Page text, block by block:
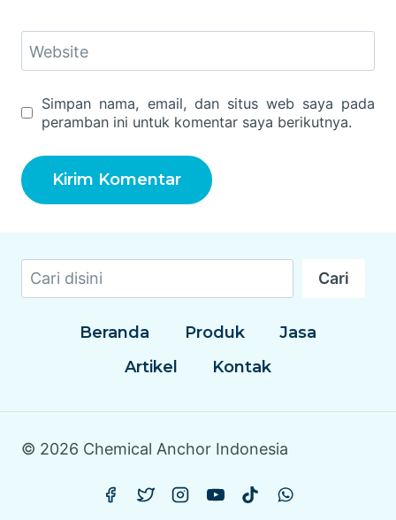
Website
Simpan nama, email, dan situs web saya pada
peramban ini untuk komentar saya berikutnya.
Cari
Beranda Produk
Jasa
Artikel
Kontak
© 2026 Chemical Anchor Indonesia